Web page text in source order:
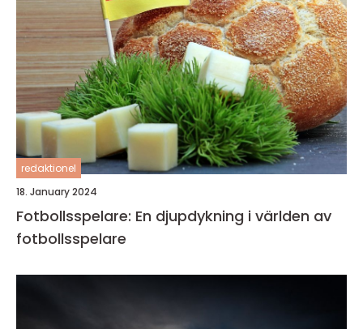
redaktionel
18. January 2024
Fotbollsspelare: En djupdykning i världen av
fotbollsspelare